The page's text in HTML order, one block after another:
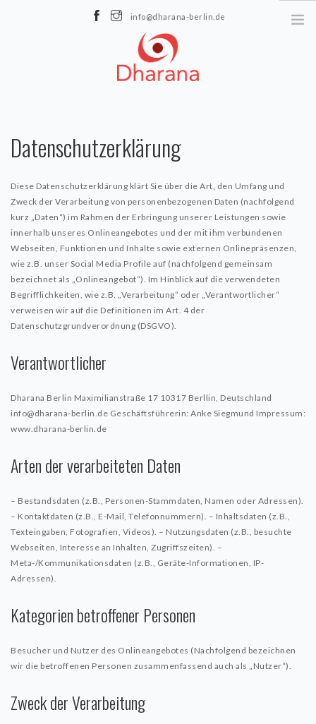
info@dharana-berlin.de
Maximilianstraße 17 | 10317 Berlin
Datenschutz
YOGA
Kursplan
Preise
LehrerInnen
KUNST
MUSIK
Datenschutzerklärung
Diese Datenschutzerklärung klärt Sie über die Art, den Umfang und
Zweck der Verarbeitung von personenbezogenen Daten (nachfolgend
kurz „Daten“) im Rahmen der Erbringung unserer Leistungen sowie
innerhalb unseres Onlineangebotes und der mit ihm verbundenen
Webseiten, Funktionen und Inhalte sowie externen Onlinepräsenzen,
wie z.B. unser Social Media Profile auf (nachfolgend gemeinsam
bezeichnet als „Onlineangebot“). Im Hinblick auf die verwendeten
Begrifflichkeiten, wie z.B. „Verarbeitung“ oder „Verantwortlicher“
verweisen wir auf die Definitionen im Art. 4 der
Datenschutzgrundverordnung (DSGVO).
Verantwortlicher
Dharana Berlin Maximilianstraße 17 10317 Berllin, Deutschland
info@dharana-berlin.de Geschäftsführerin: Anke Siegmund Impressum:
www.dharana-berlin.de
Arten der verarbeiteten Daten
– Bestandsdaten (z.B., Personen-Stammdaten, Namen oder Adressen).
– Kontaktdaten (z.B., E-Mail, Telefonnummern). – Inhaltsdaten (z.B.,
Texteingaben, Fotografien, Videos). – Nutzungsdaten (z.B., besuchte
Webseiten, Interesse an Inhalten, Zugriffszeiten). –
Meta-/Kommunikationsdaten (z.B., Geräte-Informationen, IP-
Adressen).
Kategorien betroffener Personen
Besucher und Nutzer des Onlineangebotes (Nachfolgend bezeichnen
wir die betroffenen Personen zusammenfassend auch als „Nutzer“).
Zweck der Verarbeitung